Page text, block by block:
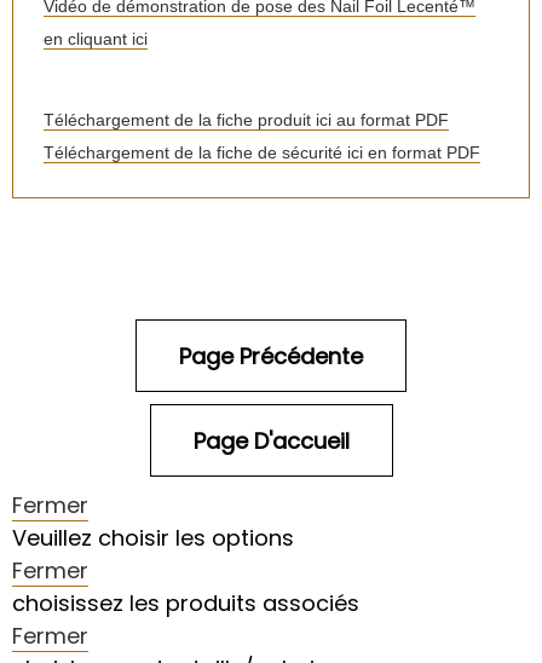
Vidéo de démonstration de pose des Nail Foil Lecenté™
en cliquant ici
Téléchargement de la fiche produit ici au format PDF
Téléchargement de la fiche de sécurité ici en format PDF
Fermer
Veuillez choisir les options
Fermer
choisissez les produits associés
Fermer